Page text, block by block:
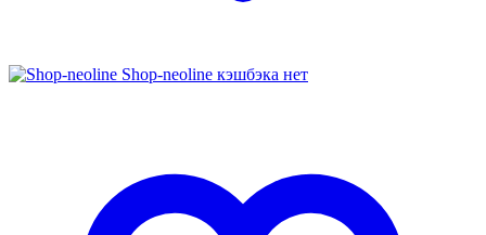
Shop-neoline кэшбэка нет